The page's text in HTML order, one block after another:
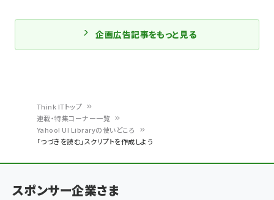
く
ず
Think ITトップ
連載・特集コーナー一覧
Yahoo! UI Libraryの使いどころ
「つづきを読む」スクリプトを作成しよう
企画広告記事をもっと見る
スポンサー企業さま